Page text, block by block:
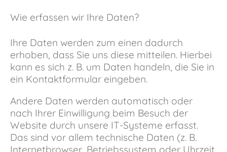
Wie erfassen wir Ihre Daten?
Ihre Daten werden zum einen dadurch
erhoben, dass Sie uns diese mitteilen. Hierbei
kann es sich z. B. um Daten handeln, die Sie in
ein Kontaktformular eingeben.
Andere Daten werden automatisch oder
nach Ihrer Einwilligung beim Besuch der
Website durch unsere IT-Systeme erfasst.
Das sind vor allem technische Daten (z. B.
Internetbrowser, Betriebssystem oder Uhrzeit